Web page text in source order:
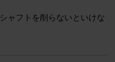
ャフトを削らないといけな